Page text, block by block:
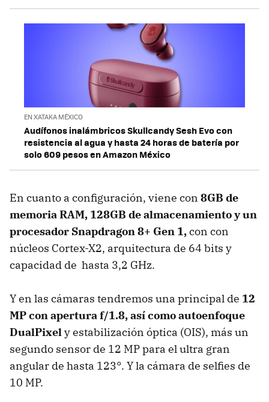
EN XATAKA MÉXICO
Audífonos inalámbricos Skullcandy Sesh Evo con
resistencia al agua y hasta 24 horas de batería por
solo 609 pesos en Amazon México
En cuanto a configuración, viene con 8GB de
memoria RAM, 128GB de almacenamiento y un
procesador Snapdragon 8+ Gen 1,con con
núcleos Cortex-X2, arquitectura de 64 bits y
capacidad de hasta 3,2 GHz.
Y en las cámaras tendremos una principal de 12
MP con apertura f/1.8, así como autoenfoque
DualPixely estabilización óptica (OIS), más un
segundo sensor de 12 MP para el ultra gran
angular de hasta 123°. Y la cámara de selfies de
10 MP.